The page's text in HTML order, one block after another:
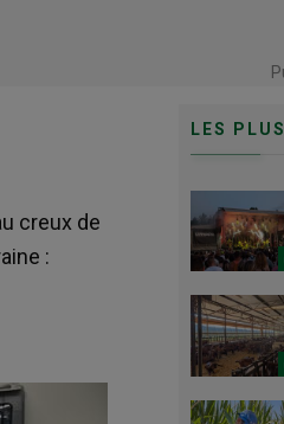
creux de
:
LES